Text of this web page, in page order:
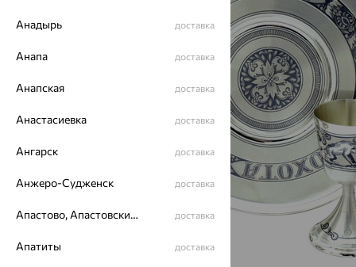
Анадырь доставка
Анапа доставка
Анапская доставка
Анастасиевка доставка
Ангарск доставка
Анжеро-Судженск доставка
Апастово, Апастовский район доставка
Апатиты доставка